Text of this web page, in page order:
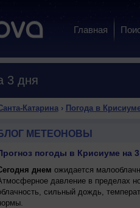
Главная
3 дня
Катарина› Погода в
МЕТЕОНОВЫ
погоды в Крисиуме на
днем ожидается
давление в пределах
сильный дождь,